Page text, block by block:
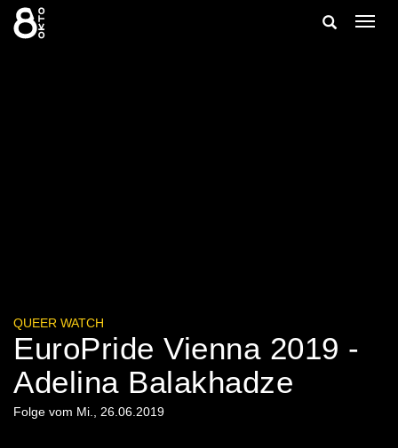
Zum
Inhalt
springen
Suche
QUEER WATCH
EuroPride Vienna 2019 -
Adelina Balakhadze
Folge vom Mi., 26.06.2019